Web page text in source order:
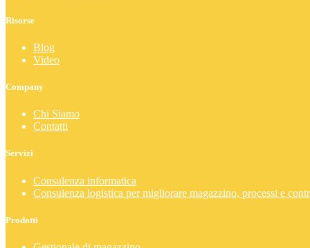
Risorse
Blog
Video
Company
Chi Siamo
Contatti
Servizi
Consulenza informatica
Consulenza logistica per migliorare magazzino, processi e
Prodotti